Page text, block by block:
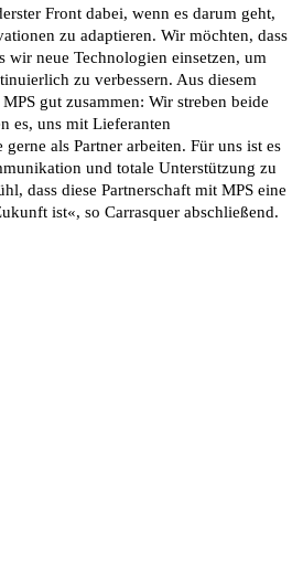
Front dabei, wenn es darum geht,
zu adaptieren. Wir möchten, dass
wir neue Technologien einsetzen, um
zu verbessern. Aus diesem
gut zusammen: Wir streben beide
es, uns mit Lieferanten
als Partner arbeiten. Für uns ist es
und totale Unterstützung zu
dass diese Partnerschaft mit MPS eine
ist«, so Carrasquer abschließend.